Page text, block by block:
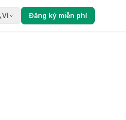
VI Đăng ký miễn phí